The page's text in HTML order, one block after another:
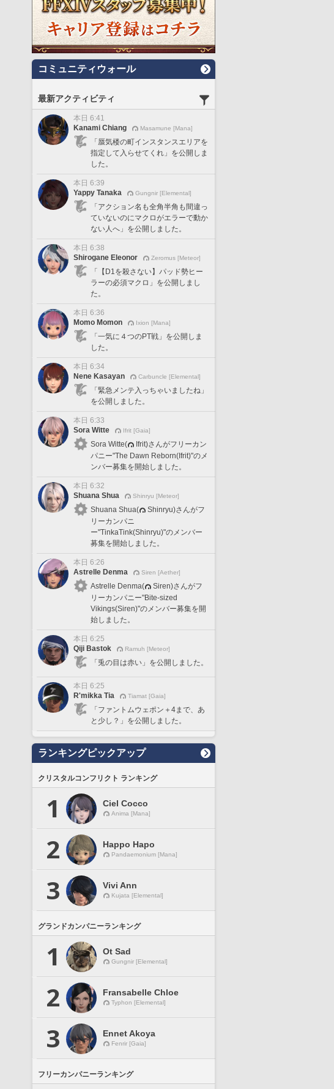
コミュニティウォール
最新アクティビティ
本日 6:41
Kanami Chiang
Masamune [Mana]
「蜃気楼の町インスタンスエリアを
指定して入らせてくれ」を公開しま
した。
本日 6:39
Yappy Tanaka
Gungnir [Elemental]
「アクション名も全角半角も間違っ
ていないのにマクロがエラーで動か
ない人へ」を公開しました。
本日 6:38
Shirogane Eleonor
Zeromus [Meteor]
「【D1を殺さない】パッド勢ヒー
ラーの必須マクロ」を公開しまし
た。
本日 6:36
Momo Momon
Ixion [Mana]
「一気に４つのPT戦」を公開しま
した。
本日 6:34
Nene Kasayan
Carbuncle [Elemental]
「緊急メンテ入っちゃいましたね」
を公開しました。
本日 6:33
Sora Witte
Ifrit [Gaia]
Sora Witte(
Ifrit)さんがフリーカン
パニー"The Dawn Reborn(Ifrit)"のメ
ンバー募集を開始しました。
本日 6:32
Shuana Shua
Shinryu [Meteor]
Shuana Shua(
Shinryu)さんがフ
リーカンパニ
ー"TinkaTink(Shinryu)"のメンバー
募集を開始しました。
本日 6:26
Astrelle Denma
Siren [Aether]
Astrelle Denma(
Siren)さんがフ
リーカンパニー"Bite-sized
Vikings(Siren)"のメンバー募集を開
始しました。
本日 6:25
Qiji Bastok
Ramuh [Meteor]
「兎の目は赤い」を公開しました。
本日 6:25
R'mikka Tia
Tiamat [Gaia]
「ファントムウェポン＋4まで、あ
と少し？」を公開しました。
ランキングピックアップ
クリスタルコンフリクト ランキング
1 Ciel Cocco
Anima [Mana]
2 Happo Hapo
Pandaemonium [Mana]
3 Vivi Ann
Kujata [Elemental]
グランドカンパニーランキング
1 Ot Sad
Gungnir [Elemental]
2 Fransabelle Chloe
Typhon [Elemental]
3 Ennet Akoya
Fenrir [Gaia]
フリーカンパニーランキング